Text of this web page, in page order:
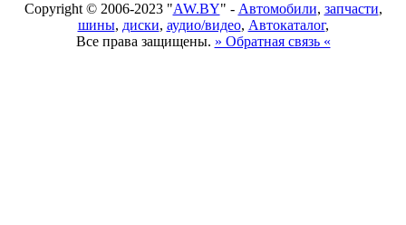
Copyright © 2006-2023 "AW.BY" - Автомобили, запчасти,
шины, диски, аудио/видео, Автокаталог,
Все права защищены. » Обратная связь «